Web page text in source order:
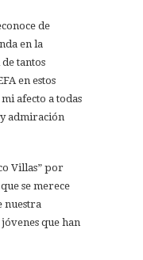
de
en la
tantos
en estos
afecto a todas
admiración
Villas” por
se merece
nuestra
que han